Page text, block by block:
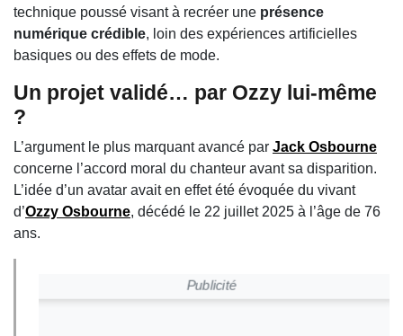
technique poussé visant à recréer une présence
numérique crédible, loin des expériences artificielles
basiques ou des effets de mode.
Un projet validé… par Ozzy lui-même
?
L’argument le plus marquant avancé par Jack Osbourne
concerne l’accord moral du chanteur avant sa disparition.
L’idée d’un avatar avait en effet été évoquée du vivant
d’Ozzy Osbourne, décédé le 22 juillet 2025 à l’âge de 76
ans.
Publicité